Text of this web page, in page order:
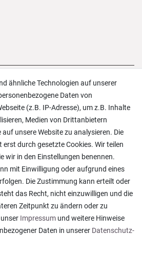
- prompte Lieferung und
05.08.2026
29.07.2026
ähnliche Technologien auf unserer
Daten von
(z.B. IP-Adresse), um z.B. Inhalte
Medien von Drittanbietern
unsere Website zu analysieren. Die
durch gesetzte Cookies. Wir teilen
wir in den Einstellungen benennen.
mit Einwilligung oder aufgrund eines
Die Zustimmung kann erteilt oder
das Recht, nicht einzuwilligen und die
Zeitpunkt zu ändern oder zu
Impressum und weitere Hinweise
Daten in unserer Daten­schutz­